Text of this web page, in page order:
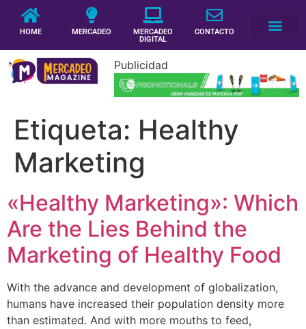
HOME MERCADEO
MERCADEO
DIGITAL
CONTACTO
Publicidad
Etiqueta: Healthy
Marketing
«Healthy Marketing»: Which
Are the Lies Behind the
Marketing of Healthy Food
With the advance and development of globalization,
humans have increased their population density more
than estimated. And with more mouths to feed,